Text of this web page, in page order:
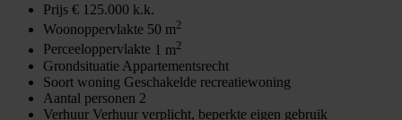
Prijs € 125.000 k.k.
Woonoppervlakte 50 m2
Perceeloppervlakte 1 m2
Grondsituatie Appartementsrecht
Soort woning Geschakelde recreatiewoning
Aantal personen 2
Verhuur Verhuur verplicht, beperkte eigen gebruik